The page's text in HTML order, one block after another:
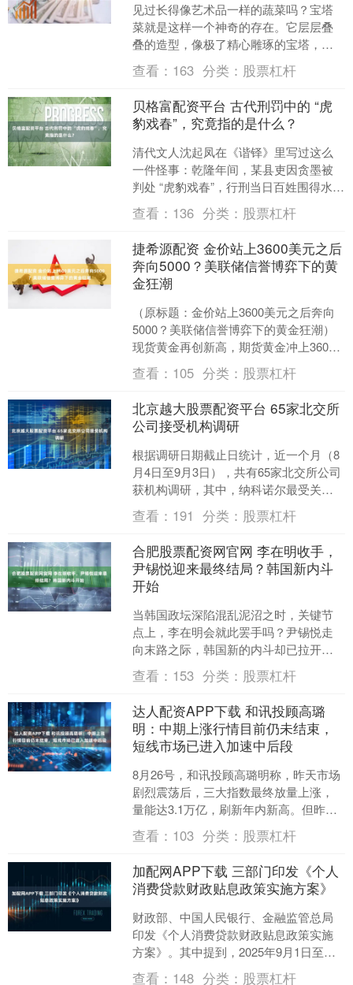
见过长得像艺术品一样的蔬菜吗？宝塔
菜就是这样一个神奇的存在。它层层叠
叠的造型，像极了精心雕琢的宝塔，让
人第一眼看到就忍不住想拍照发朋友
圈。但千万别被它的外表迷惑....
查看： 163 分类： 股票杠杆
贝格富配资平台 古代刑罚中的 “虎
豹戏春”，究竟指的是什么？
清代文人沈起凤在《谐铎》里写过这么
一件怪事：乾隆年间，某县吏因贪墨被
判处 “虎豹戏春”，行刑当日百姓围得水泄
不通，可当刑具一亮相，人群里顿时一
片哗然 —— 哪有....
查看： 136 分类： 股票杠杆
捷希源配资 金价站上3600美元之后
奔向5000？美联储信誉博弈下的黄
金狂潮
（原标题：金价站上3600美元之后奔向
5000？美联储信誉博弈下的黄金狂潮）
现货黄金再创新高，期货黄金冲上3600
美元/盎司。截至2025年9月2日，黄金已
经....
查看： 105 分类： 股票杠杆
北京越大股票配资平台 65家北交所
公司接受机构调研
根据调研日期截止日统计，近一个月（8
月4日至9月3日），共有65家北交所公司
获机构调研，其中，纳科诺尔最受关
注，参与调研的机构有114家。 证券时报
·数据宝统计....
查看： 191 分类： 股票杠杆
合肥股票配资网官网 李在明收手，
尹锡悦迎来最终结局？韩国新内斗
开始
当韩国政坛深陷混乱泥沼之时，关键节
点上，李在明会就此罢手吗？尹锡悦走
向末路之际，韩国新的内斗却已拉开帷
幕！近期，韩国的政治局面再度被推至
风口浪尖。 此前，韩国国....
查看： 153 分类： 股票杠杆
达人配资APP下载 和讯投顾高璐
明：中期上涨行情目前仍未结束，
短线市场已进入加速中后段
8月26号，和讯投顾高璐明称，昨天市场
剧烈震荡后，三大指数最终放量上涨，
量能达3.1万亿，刷新年内新高。但昨晚
A50、中概股冲高回落，外围市场走弱，
今天市场走势....
查看： 103 分类： 股票杠杆
加配网APP下载 三部门印发《个人
消费贷款财政贴息政策实施方案》
财政部、中国人民银行、金融监管总局
印发《个人消费贷款财政贴息政策实施
方案》。其中提到，2025年9月1日至
2026年8月31日期间，居民个人使用贷款
查看： 148 分类： 股票杠杆